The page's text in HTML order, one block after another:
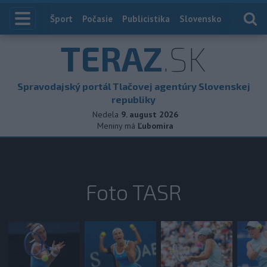
Index
Šport Počasie Publicistika Slovensko
TERAZ.SK
Spravodajský portál Tlačovej agentúry Slovenskej
republiky
Nedela 9. august 2026
Meniny má Ľubomíra
Foto TASR